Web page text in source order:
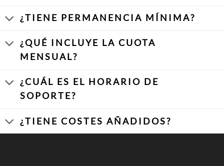
¿TIENE PERMANENCIA MÍNIMA?
¿QUÉ INCLUYE LA CUOTA
MENSUAL?
¿CUÁL ES EL HORARIO DE
SOPORTE?
¿TIENE COSTES AÑADIDOS?